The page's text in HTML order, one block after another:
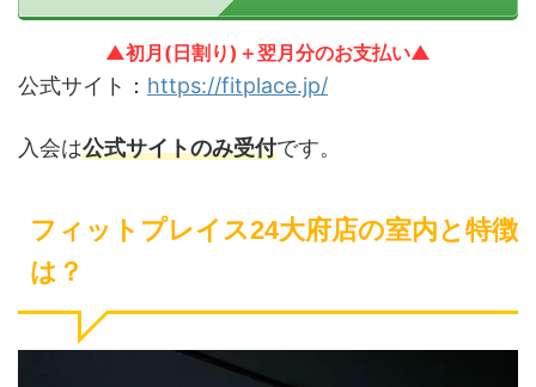
▲初月(日割り)＋翌月分のお支払い▲
公式サイト： https://fitplace.jp/
入会は公式サイトのみ受付です。
フィットプレイス24大府店の室内と特徴
は？